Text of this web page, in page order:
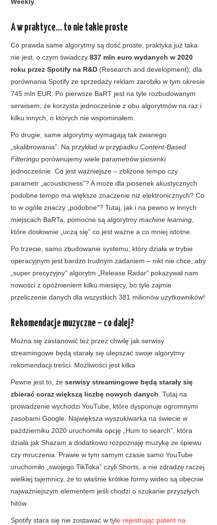
A w praktyce… to nie takie proste
Co prawda same algorytmy są dość proste, praktyka już taka
nie jest, o czym świadczy837 mln euro wydanych w 2020
roku przez Spotify na R&D (Research and development); dla
porównania Spotify ze sprzedaży reklam zarobiło w tym okresie
745 mln EUR. Po pierwsze BaRT jest na tyle rozbudowanym
serwisem, że korzysta jednocześnie z obu algorytmów na raz i
kilku innych, o których nie wspominałem.
Po drugie, same algorytmy wymagają tak zwanego
„skalibrowania”. Na przykład w przypadkuContent-Based
Filteringu porównujemy wiele parametrów piosenki
jednocześnie. Co jest ważniejsze – zbliżone tempo czy
parametr „acousticness”? A może dla piosenek akustycznych
podobne tempo ma większe znaczenie niż elektronicznych? Co
to w ogóle znaczy „podobne”? Tutaj, jak i na pewno w innych
miejscach BaRTa, pomocne są algorytmymachine learning
które dosłownie „uczą się” co jest ważne a co mniej istotne.
Po trzecie, samo zbudowanie systemu, który działa w trybie
operacyjnym jest bardzo trudnym zadaniem – nikt nie chce, aby
„super precyzyjny” algorytm „Release Radar” pokazywał nam
nowości z opóźnieniem kilku miesięcy, bo tyle zajmie
przeliczenie danych dla wszystkich 381 milionów użytkowników!
Rekomendacje muzyczne – co dalej?
Można się zastanowić też przez chwilę jak serwisy
streamingowe będą starały się ulepszać swoje algorytmy
rekomendacji treści. Możliwości jest kilka
Pewne jest to, żeserwisy streamingowe będą starały się
zbierać coraz większą liczbę nowych danych . Tutaj na
prowadzenie wychodzi YouTube, które dysponuje ogromnymi
zasobami Google. Największa wyszukiwarka na świecie w
październiku 2020 uruchomiła opcję „Hum to search”, która
działa jak Shazam a dodatkowo rozpoznaję muzykę ze śpiewu
czy mruczenia. Prawie w tym samym czasie samo YouTube
uruchomiło „swojego TikToka” czyli Shorts, a nie zdradzę raczej
wielkiej tajemnicy, że to właśnie krótkie formy wideo są obecnie
najważniejszym elementem jeśli chodzi o szukanie przyszłych
hitów.
Spotify stara się nie zostawać w tyle rejestrując patent na